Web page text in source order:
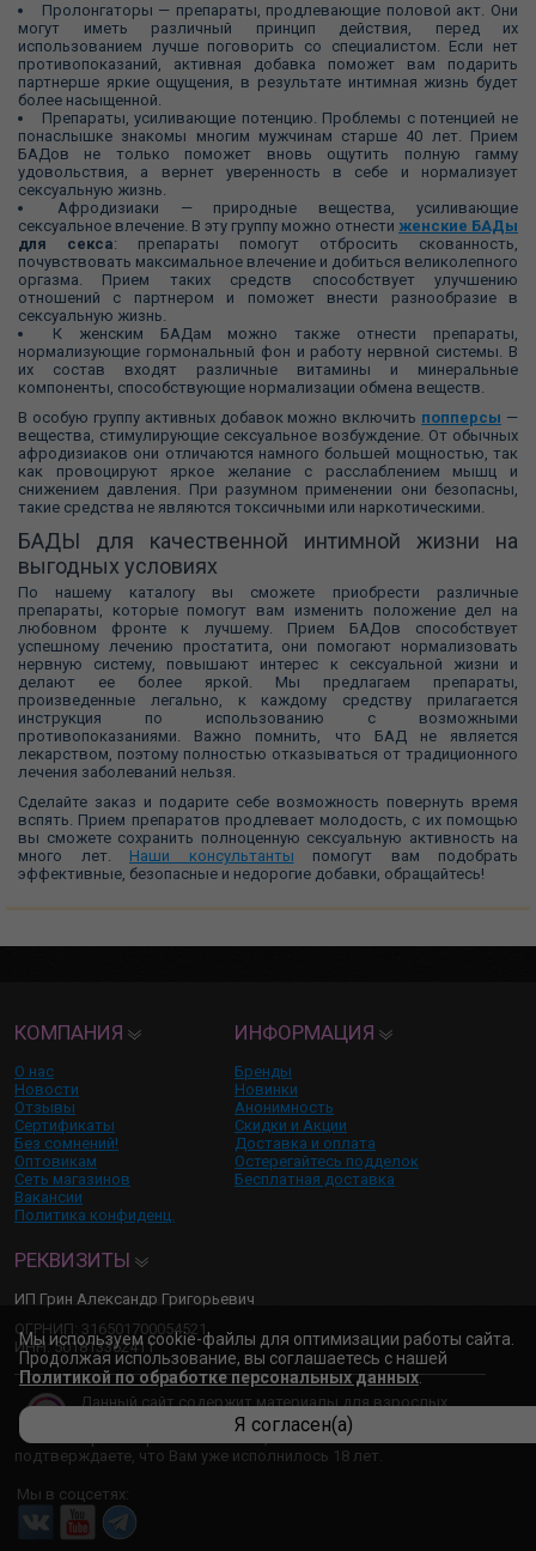
Пролонгаторы — препараты, продлевающие половой акт. Они
могут иметь различный принцип действия, перед их
использованием лучше поговорить со специалистом. Если нет
противопоказаний, активная добавка поможет вам подарить
партнерше яркие ощущения, в результате интимная жизнь будет
более насыщенной.
Препараты, усиливающие потенцию. Проблемы с потенцией не
понаслышке знакомы многим мужчинам старше 40 лет. Прием
БАДов не только поможет вновь ощутить полную гамму
удовольствия, а вернет уверенность в себе и нормализует
сексуальную жизнь.
Афродизиаки — природные вещества, усиливающие
сексуальное влечение. В эту группу можно отнести женские БАДы
для секса: препараты помогут отбросить скованность,
почувствовать максимальное влечение и добиться великолепного
оргазма. Прием таких средств способствует улучшению
отношений с партнером и поможет внести разнообразие в
сексуальную жизнь.
К женским БАДам можно также отнести препараты,
нормализующие гормональный фон и работу нервной системы. В
их состав входят различные витамины и минеральные
компоненты, способствующие нормализации обмена веществ.
В особую группу активных добавок можно включить попперсы —
вещества, стимулирующие сексуальное возбуждение. От обычных
афродизиаков они отличаются намного большей мощностью, так
как провоцируют яркое желание с расслаблением мышц и
снижением давления. При разумном применении они безопасны,
такие средства не являются токсичными или наркотическими.
БАДЫ для качественной интимной жизни на
выгодных условиях
По нашему каталогу вы сможете приобрести различные
препараты, которые помогут вам изменить положение дел на
любовном фронте к лучшему. Прием БАДов способствует
успешному лечению простатита, они помогают нормализовать
нервную систему, повышают интерес к сексуальной жизни и
делают ее более яркой. Мы предлагаем препараты,
произведенные легально, к каждому средству прилагается
инструкция по использованию с возможными
противопоказаниями. Важно помнить, что БАД не является
лекарством, поэтому полностью отказываться от традиционного
лечения заболеваний нельзя.
Сделайте заказ и подарите себе возможность повернуть время
вспять. Прием препаратов продлевает молодость, с их помощью
вы сможете сохранить полноценную сексуальную активность на
много лет. Наши консультанты помогут вам подобрать
эффективные, безопасные и недорогие добавки, обращайтесь!
КОМПАНИЯ
О нас
Новости
Отзывы
Сертификаты
Без сомнений!
Оптовикам
Сеть магазинов
Вакансии
Политика конфиденц.
ИНФОРМАЦИЯ
Бренды
Новинки
Анонимность
Скидки и Акции
Доставка и оплата
Остерегайтесь подделок
Бесплатная доставка
РЕКВИЗИТЫ
ИП Грин Александр Григорьевич
ОГРНИП: 316501700054521
ИНН: 501813362411
Данный сайт содержит материалы для взрослых,
которые неприемлемы для несовершеннолетних.
Просматривая этот сайт, Вы тем самым
подтверждаете, что Вам уже исполнилось 18 лет.
Мы в соцсетях:
Мы используем cookie-файлы для оптимизации работы сайта.
Продолжая использование, вы соглашаетесь с нашей
Политикой по обработке персональных данных.
Я согласен(а)